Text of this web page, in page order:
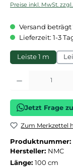
Preise inkl. MwSt.
Versand beträgt
Lieferzeit: 1-3
Leiste 1 m
Produkt Anzahl: Gib
Jetzt Frage
Zum Merkzettel
Produktnummer:
Hersteller: NMC
Länge: 100 cm